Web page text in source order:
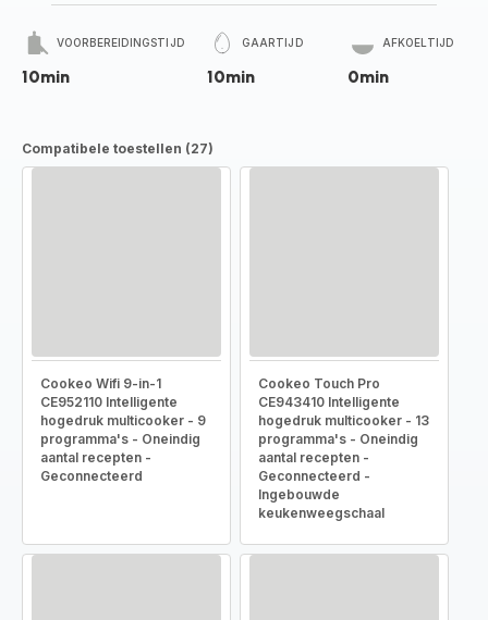
VOORBEREIDINGSTIJD
10min
GAARTIJD
10min
AFKOELTIJD
0min
Compatibele toestellen (27)
Cookeo Wifi 9-in-1
CE952110 Intelligente
hogedruk multicooker - 9
programma's - Oneindig
aantal recepten -
Geconnecteerd
Cookeo Touch Pro
CE943410 Intelligente
hogedruk multicooker - 13
programma's - Oneindig
aantal recepten -
Geconnecteerd -
Ingebouwde
keukenweegschaal